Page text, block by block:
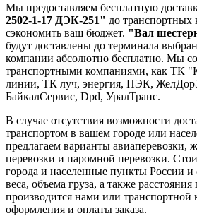
Мы предоставляем бесплатную
2502-1-17 ДЭК-251" до
сэкономить ваш бюджет. "Вал
будут доставлены до терминала
компании абсолютно бесплатно. Мы
транспортными компаниями, как ТК
линии, ТК луч, энергия, ПЭК,
БайкалСервис, Dpd, УралТранс.
В случае отсутствия возможности
транспортом в вашем городе или
предлагаем варианты авиаперевозки,
перевозки и паромной перевозки.
города и населенные пункты России
веса, объема груза, а также расстояния
производится нами или транспортной
оформления и оплаты заказа.